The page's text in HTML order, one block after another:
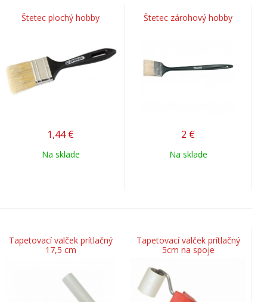
Štetec plochý hobby
1,44 €
Na sklade
Štetec zárohový hobby
2 €
Na sklade
Tapetovací valček prítlačný
17,5 cm
Tapetovací valček prítlačný
5cm na spoje